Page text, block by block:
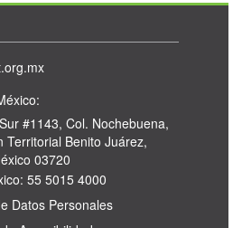
#1143, Col. Nochebuena,
Territorial Benito Juárez,
03720
55 5015 4000
Datos Personales